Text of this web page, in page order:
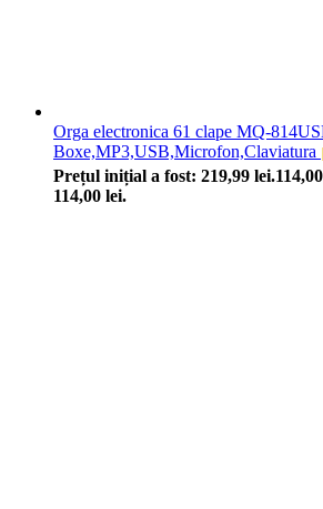
Orga electronica 61 clape MQ-
Boxe,MP3,USB,Microfon,Claviatura
Prețul inițial a fost: 219,99 lei.114,00
114,00 lei.